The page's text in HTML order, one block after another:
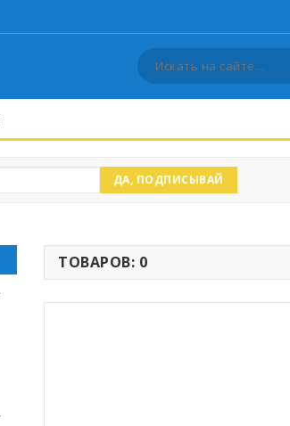
ДА, ПОДПИСЫВАЙ
ТОВАРОВ: 0